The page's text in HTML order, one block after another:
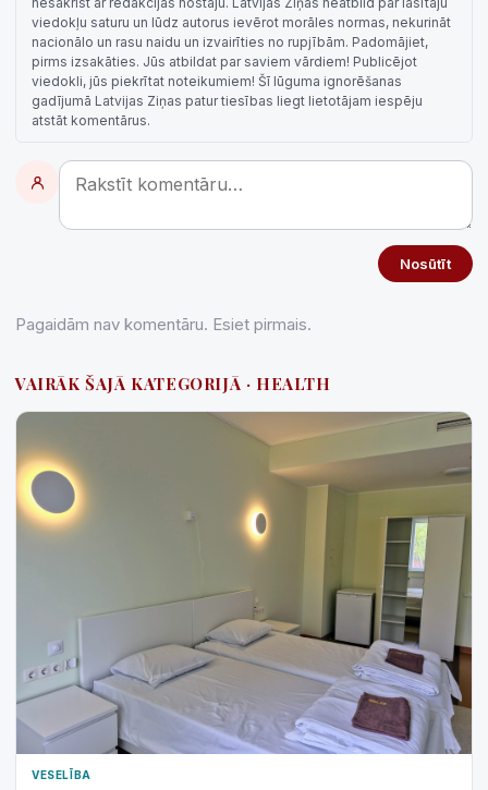
viedokļu saturu un lūdz autorus ievērot morāles normas, nekurināt
nacionālo un rasu naidu un izvairīties no rupjībām. Padomājiet,
pirms izsakāties. Jūs atbildat par saviem vārdiem! Publicējot
viedokli, jūs piekrītat noteikumiem! Šī lūguma ignorēšanas
gadījumā Latvijas Ziņas patur tiesības liegt lietotājam iespēju
atstāt komentārus.
Nosūtīt
Pagaidām nav komentāru. Esiet pirmais.
VAIRĀK ŠAJĀ KATEGORIJĀ · HEALTH
VESELĪBA